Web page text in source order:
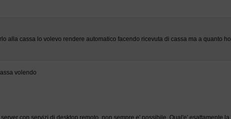
alla cassa lo volevo rendere automatico facendo ricevuta di cassa ma a quanto ho
volendo
con servizi di desktop remoto, non sempre e' possibile. Qual'e' esattamente la